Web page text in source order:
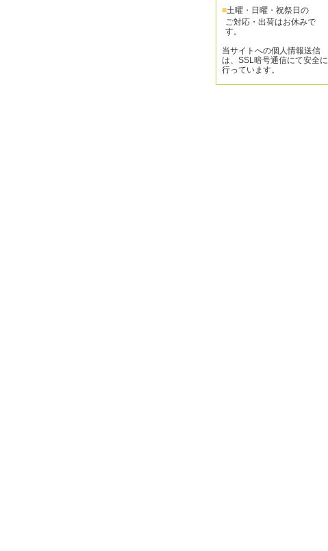
■土曜・日曜・祝祭日の
ご対応・出荷はお休みで
す。
当サイトへの個人情報送信
は、SSL暗号通信にて安全に
行っています。